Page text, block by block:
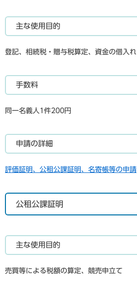
主な使用目的
登記、相続税・贈与税算定、資金の借入れ
手数料
同一名義人1件200円
申請の詳細
評価証明、公租公課証明、名寄帳等の申請
公租公課証明
主な使用目的
売買等による税額の算定、競売申立て